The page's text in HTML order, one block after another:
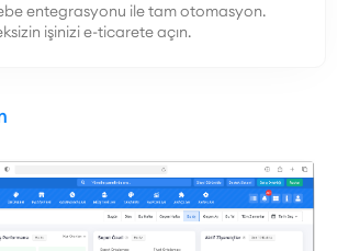
entegrasyonu ile tam otomasyon.
işinizi e-ticarete açın.